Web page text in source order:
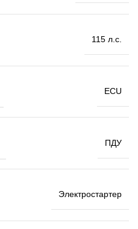
115 л.с.
ECU
ПДУ
Электростартер